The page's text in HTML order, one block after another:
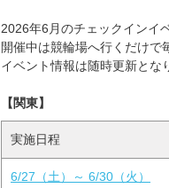
2026年6月のチェックインイ
開催中は競輪場へ行くだけで
イベント情報は随時更新とな
【関東】
実施日程
6/27（土）～ 6/30（火）